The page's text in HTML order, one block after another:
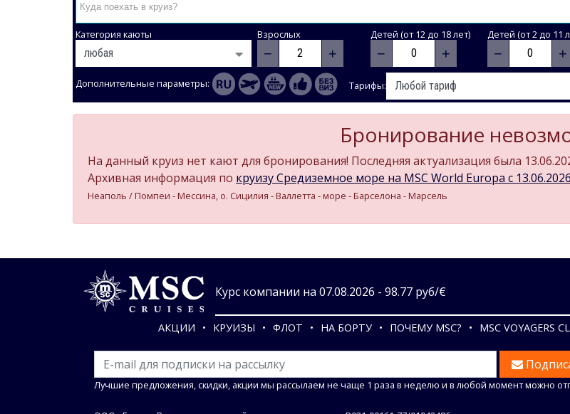
Категория каюты Взрослых
− +
Детей (от 12 до 18 лет)
− +
Детей (от 2 до 11
− +
Дополнительные параметры: Тарифы:
Бронирование
На данный круиз нет кают для бронирования! Последняя актуализация была
Архивная информация по круизу Средиземное море на MSC World Europa c
Неаполь / Помпеи - Мессина, о. Сицилия - Валлетта - море - Барселона - Марсель
Курс компании на 07.08.2026 - 98.77 руб/€
АКЦИИ КРУИЗЫ ФЛОТ НА БОРТУ ПОЧЕМУ MSC? MSC VOYAGERS
Лучшие предложения, скидки, акции мы рассылаем не чаще 1 раза в неделю и в любой момент можно